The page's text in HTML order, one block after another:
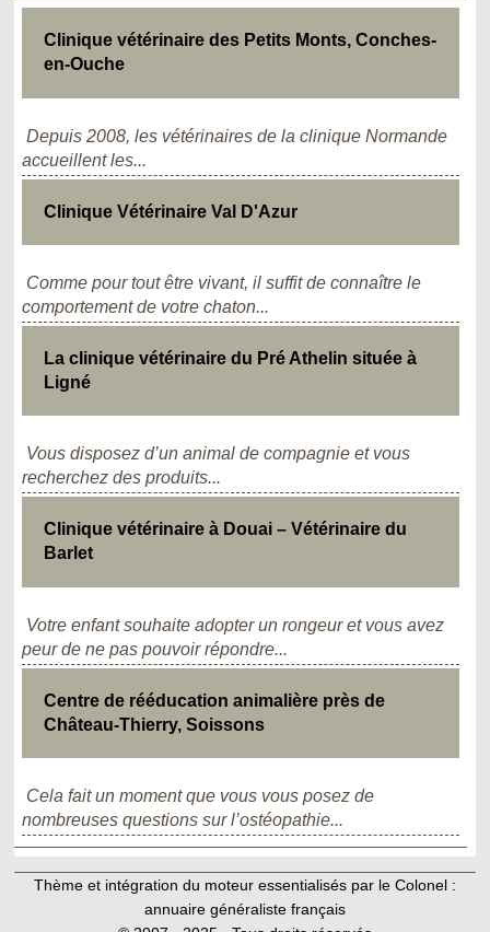
Clinique vétérinaire des Petits Monts, Conches-
en-Ouche
Depuis 2008, les vétérinaires de la clinique Normande
accueillent les...
Clinique Vétérinaire Val D'Azur
Comme pour tout être vivant, il suffit de connaître le
comportement de votre chaton...
La clinique vétérinaire du Pré Athelin située à
Ligné
Vous disposez d’un animal de compagnie et vous
recherchez des produits...
Clinique vétérinaire à Douai – Vétérinaire du
Barlet
Votre enfant souhaite adopter un rongeur et vous avez
peur de ne pas pouvoir répondre...
Centre de rééducation animalière près de
Château-Thierry, Soissons
Cela fait un moment que vous vous posez de
nombreuses questions sur l’ostéopathie...
Thème et intégration du moteur essentialisés par le Colonel :
annuaire généraliste français